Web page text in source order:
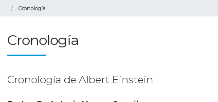
Cronología
Cronología
Cronología de Albert Einstein